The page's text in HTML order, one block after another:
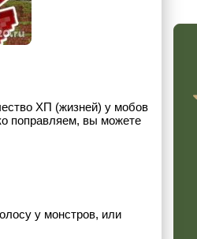
ХП (жизней) у мобов
поправляем, вы можете
у монстров, или